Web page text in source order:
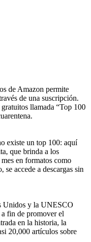
de Amazon permite
de una suscripción.
llamada “Top 100
existe un top 100: aquí
que brinda a los
en formatos como
accede a descargas sin
Unidos y la UNESCO
fin de promover el
en la historia, la
20,000 artículos sobre